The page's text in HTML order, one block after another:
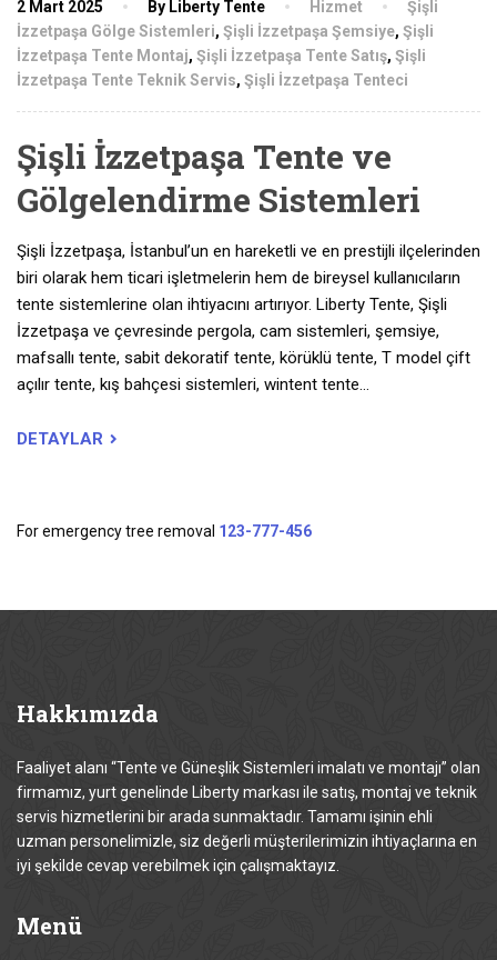
2 Mart 2025 By Liberty Tente Hizmet
Şişli
İzzetpaşa Gölge Sistemleri, Şişli İzzetpaşa Şemsiye, Şişli
İzzetpaşa Tente Montaj, Şişli İzzetpaşa Tente Satış, Şişli
İzzetpaşa Tente Teknik Servis, Şişli İzzetpaşa Tenteci
Şişli İzzetpaşa Tente ve
Gölgelendirme Sistemleri
Şişli İzzetpaşa, İstanbul’un en hareketli ve en prestijli ilçelerinden
biri olarak hem ticari işletmelerin hem de bireysel kullanıcıların
tente sistemlerine olan ihtiyacını artırıyor. Liberty Tente, Şişli
İzzetpaşa ve çevresinde pergola, cam sistemleri, şemsiye,
mafsallı tente, sabit dekoratif tente, körüklü tente, T model çift
açılır tente, kış bahçesi sistemleri, wintent tente…
DETAYLAR
For emergency tree removal 123-777-456
Hakkımızda
Faaliyet alanı “Tente ve Güneşlik Sistemleri imalatı ve montajı” olan
firmamız, yurt genelinde Liberty markası ile satış, montaj ve teknik
servis hizmetlerini bir arada sunmaktadır. Tamamı işinin ehli
uzman personelimizle, siz değerli müşterilerimizin ihtiyaçlarına en
iyi şekilde cevap verebilmek için çalışmaktayız.
Menü